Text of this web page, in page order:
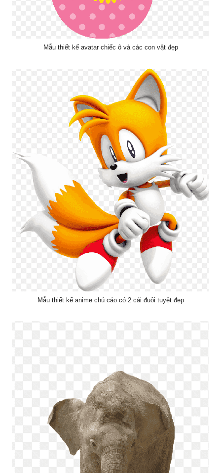
Mẫu thiết kế avatar chiếc ô và các con vật đẹp
Mẫu thiết kế anime chú cáo có 2 cái đuôi tuyệt đẹp